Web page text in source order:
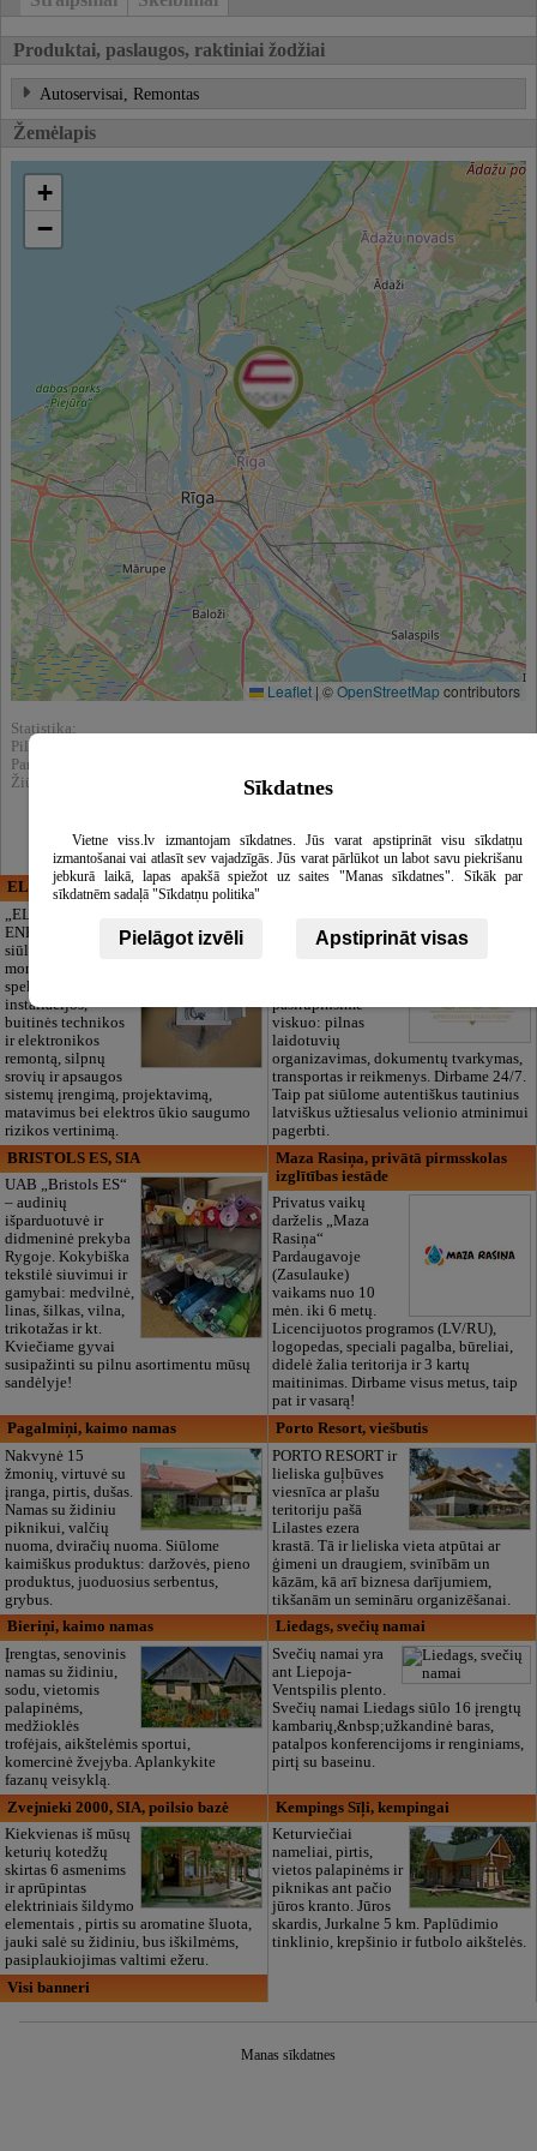
Produktai, paslaugos, raktiniai žodžiai
Autoservisai, Remontas
Žemėlapis
+
−
Leaflet | ©OpenStreetMapcontributors
Statistika:
Pilnai peržūrėta : 10521
Parodytas paieškos rezultatuose : 57498
Žiūrėti kataloge :
Autoservisai, Remontas
ELECTRIC ENERGY
„ELECTRIC
ENERGY Kandava“
siūlo pilną elektros
montavimo darbų
spektrą,
instaliacijos,
buitinės technikos
ir elektronikos
remontą, silpnų
srovių ir apsaugos
sistemų įrengimą, projektavimą,
matavimus bei elektros ūkio saugumo
rizikos vertinimą.
Pagarbus
atsisveikinimas be
pasirūpinsime
viskuo: pilnas
laidotuvių
organizavimas, dokumentų tvarkymas,
transportas ir reikmenys. Dirbame 24/7.
Taip pat siūlome autentiškus tautinius
latviškus užtiesalus velionio atminimui
pagerbti.
BRISTOLS ES, SIA
UAB „Bristols ES“
– audinių
išparduotuvė ir
didmeninė prekyba
Rygoje. Kokybiška
tekstilė siuvimui ir
gamybai: medvilnė,
linas, šilkas, vilna,
trikotažas ir kt.
Kviečiame gyvai
susipažinti su pilnu asortimentu mūsų
sandėlyje!
Maza Rasiņa, privātā pirmsskolas
izglītības iestāde
Privatus vaikų
darželis „Maza
Rasiņa“
Pardaugavoje
(Zasulauke)
vaikams nuo 10
mėn. iki 6 metų.
Licencijuotos programos (LV/RU),
logopedas, speciali pagalba, būreliai,
didelė žalia teritorija ir 3 kartų
maitinimas. Dirbame visus metus, taip
pat ir vasarą!
Pagalmiņi, kaimo namas
Nakvynė 15
žmonių, virtuvė su
įranga, pirtis, dušas.
Namas su židiniu
piknikui, valčių
nuoma, dviračių nuoma. Siūlome
kaimiškus produktus: daržovės, pieno
produktus, juoduosius serbentus,
grybus.
Porto Resort, viešbutis
PORTO RESORT ir
lieliska guļbūves
viesnīca ar plašu
teritoriju pašā
Lilastes ezera
krastā. Tā ir lieliska vieta atpūtai ar
ģimeni un draugiem, svinībām un
kāzām, kā arī biznesa darījumiem,
tikšanām un semināru organizēšanai.
Bieriņi, kaimo namas
Įrengtas, senovinis
namas su židiniu,
sodu, vietomis
palapinėms,
medžioklės
trofėjais, aikštelėmis sportui,
komercinė žvejyba. Aplankykite
fazanų veisyklą.
Liedags, svečių namai
Svečių namai yra
ant Liepoja-
Ventspilis plento.
Svečių namai Liedags siūlo 16 įrengtų
kambarių,&nbsp;užkandinė baras,
patalpos konferencijoms ir renginiams,
pirtį su baseinu.
Zvejnieki 2000, SIA, poilsio bazė
Kiekvienas iš mūsų
keturių kotedžų
skirtas 6 asmenims
ir aprūpintas
elektriniais šildymo
elementais , pirtis su aromatine šluota,
jauki salė su židiniu, bus iškilmėms,
pasiplaukiojimas valtimi ežeru.
Kempings Sīļi, kempingai
Keturviečiai
nameliai, pirtis,
vietos palapinėms ir
piknikas ant pačio
jūros kranto. Jūros
skardis, Jurkalne 5 km. Paplūdimio
tinklinio, krepšinio ir futbolo aikštelės.
Visi banneri
Sīkdatnes
Vietne viss.lv izmantojam sīkdatnes. Jūs varat apstiprināt visu sīkdatņu
izmantošanai vai atlasīt sev vajadzīgās. Jūs varat pārlūkot un labot savu piekrišanu
jebkurā laikā, lapas apakšā spiežot uz saites "Manas sīkdatnes". Sīkāk par
sīkdatnēm sadaļā "Sīkdatņu politika"
Pielāgot izvēli Apstiprināt visas
Manas sīkdatnes